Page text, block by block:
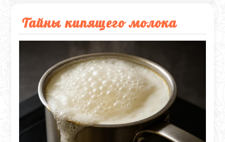
Тайны кипящего молока